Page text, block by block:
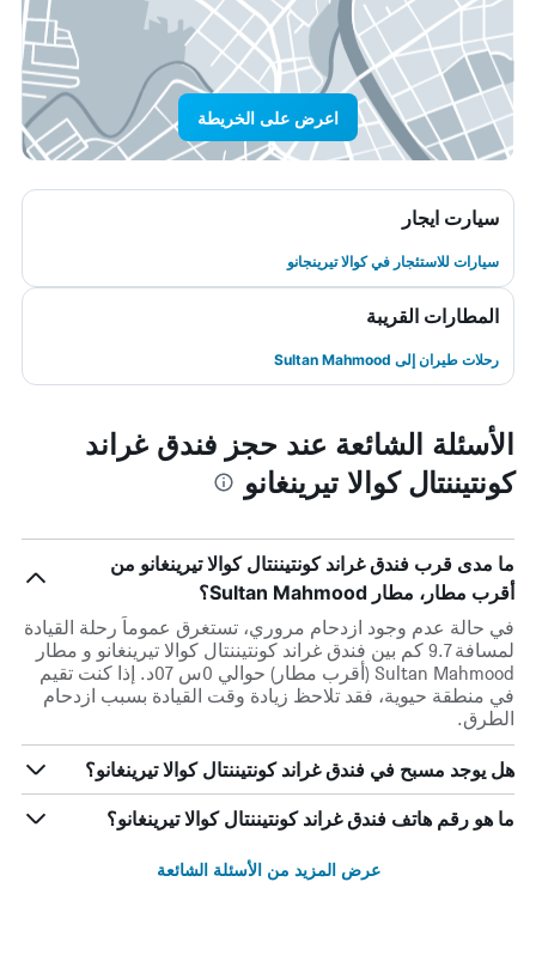
اعرض على الخريطة
سيارت ايجار
سيارات للاستئجار في كوالا تيرينجانو
المطارات القريبة
رحلات طيران إلى Sultan Mahmood
الأسئلة الشائعة عند حجز فندق غراند
كونتيننتال كوالا تيرينغانو
ما مدى قرب فندق غراند كونتيننتال كوالا تيرينغانو من
أقرب مطار، مطار Sultan Mahmood؟
في حالة عدم وجود ازدحام مروري، تستغرق عموماً رحلة القيادة
لمسافة 9.7 كم بين فندق غراند كونتيننتال كوالا تيرينغانو و مطار
Sultan Mahmood (أقرب مطار) حوالي 0س 07د. إذا كنت تقيم
في منطقة حيوية، فقد تلاحظ زيادة وقت القيادة بسبب ازدحام
الطرق.
هل يوجد مسبح في فندق غراند كونتيننتال كوالا تيرينغانو؟
ما هو رقم هاتف فندق غراند كونتيننتال كوالا تيرينغانو؟
عرض المزيد من الأسئلة الشائعة